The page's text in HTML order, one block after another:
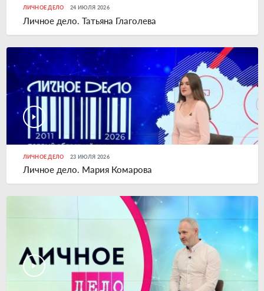
ЛИЧНОЕ ДЕЛО 24 ИЮЛЯ 2026
Личное дело. Татьяна Глаголева
ЛИЧНОЕ ДЕЛО 23 ИЮЛЯ 2026
Личное дело. Мария Комарова